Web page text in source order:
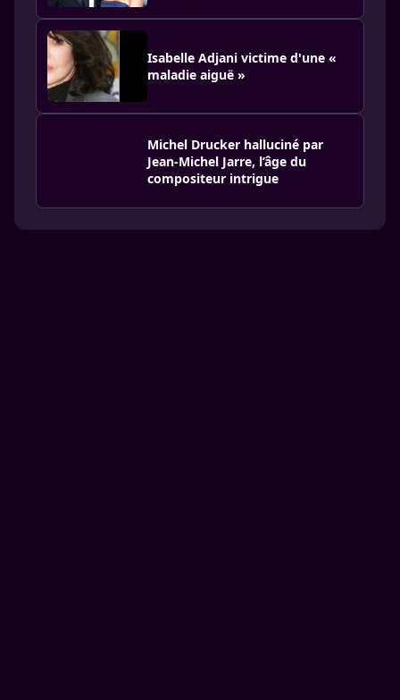
Isabelle Adjani victime d'une «
maladie aiguë »
Michel Drucker halluciné par
Jean-Michel Jarre, l’âge du
compositeur intrigue